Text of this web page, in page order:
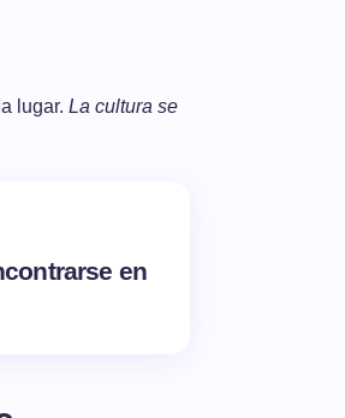
lugar. La cultura se
en